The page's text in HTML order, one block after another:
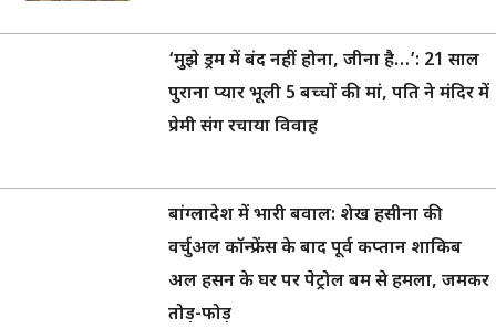
‘मुझे ड्रम में बंद नहीं होना, जीना है…’: 21 साल
पुराना प्यार भूली 5 बच्चों की मां, पति ने मंदिर में
प्रेमी संग रचाया विवाह
बांग्लादेश में भारी बवाल: शेख हसीना की
वर्चुअल कॉन्फ्रेंस के बाद पूर्व कप्तान शाकिब
अल हसन के घर पर पेट्रोल बम से हमला, जमकर
तोड़-फोड़